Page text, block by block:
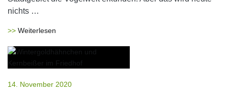
nichts …
Weiterlesen
14. November 2020